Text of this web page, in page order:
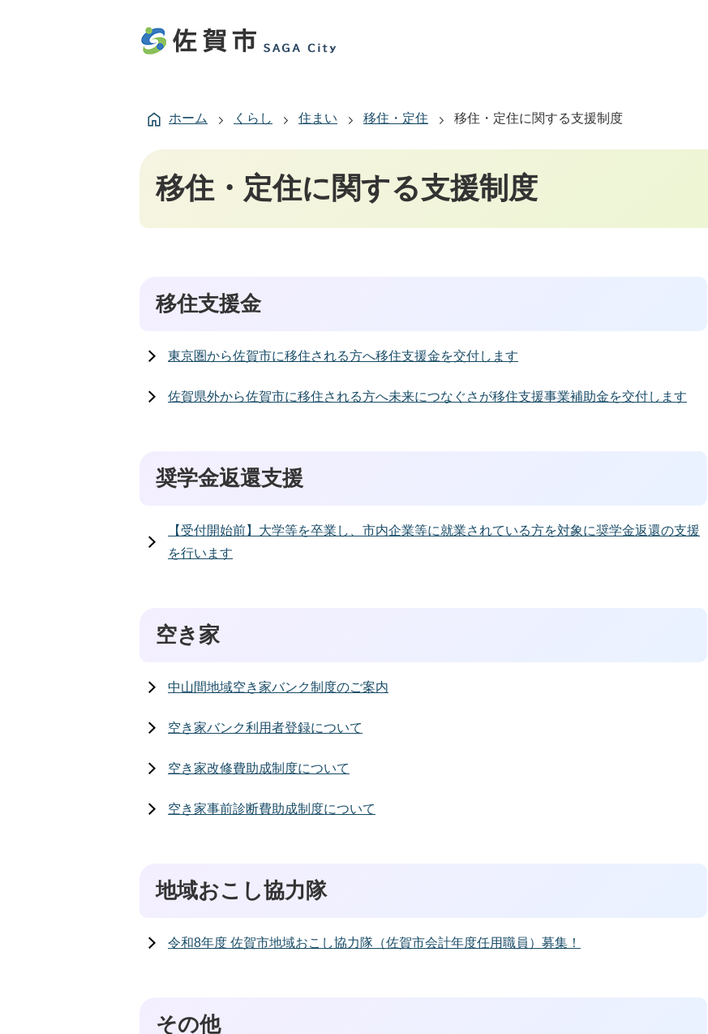
ホーム くらし 住まい 移住・定住 移住・定住に関する支援制度
移住・定住に関する支援制度
移住支援金
東京圏から佐賀市に移住される方へ移住支援金を交付します
佐賀県外から佐賀市に移住される方へ未来につなぐさが移住支援事業補助金を交付します
奨学金返還支援
【受付開始前】大学等を卒業し、市内企業等に就業されている方を対象に奨学金返還の支援
を行います
空き家
中山間地域空き家バンク制度のご案内
空き家バンク利用者登録について
空き家改修費助成制度について
空き家事前診断費助成制度について
地域おこし協力隊
令和8年度 佐賀市地域おこし協力隊（佐賀市会計年度任用職員）募集！
その他